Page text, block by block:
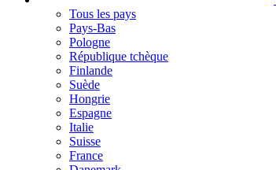
Tous les pays
Pays-Bas
Pologne
République tchèque
Finlande
Suède
Hongrie
Espagne
Italie
Suisse
France